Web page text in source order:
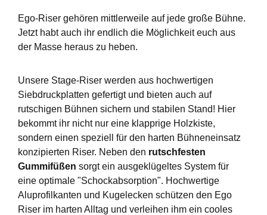
Ego-Riser gehören mittlerweile auf jede große Bühne.
Jetzt habt auch ihr endlich die Möglichkeit euch aus
der Masse heraus zu heben.
Unsere Stage-Riser werden aus hochwertigen
Siebdruckplatten gefertigt und bieten auch auf
rutschigen Bühnen sichern und stabilen Stand! Hier
bekommt ihr nicht nur eine klapprige Holzkiste,
sondern einen speziell für den harten Bühneneinsatz
konzipierten Riser. Neben den rutschfesten
Gummifüßen sorgt ein ausgeklügeltes System für
eine optimale "Schockabsorption". Hochwertige
Aluprofilkanten und Kugelecken schützen den Ego
Riser im harten Alltag und verleihen ihm ein cooles